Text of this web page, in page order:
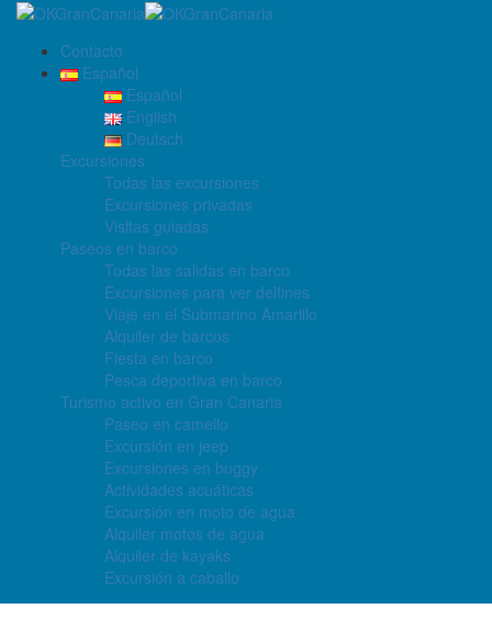
Contacto
Español
Español
English
Deutsch
Excursiones
Todas las excursiones
Excursiones privadas
Visitas guiadas
Paseos en barco
Todas las salidas en barco
Excursiones para ver delfines
Viaje en el Submarino Amarillo
Alquiler de barcos
Fiesta en barco
Pesca deportiva en barco
Turismo activo en Gran Canaria
Paseo en camello
Excursión en jeep
Excursiones en buggy
Actividades acuáticas
Excursión en moto de agua
Alquiler motos de agua
Alquiler de kayaks
Excursión a caballo
Excursiones
Excursiones
en
Maspalomas
4.3/5 -9196